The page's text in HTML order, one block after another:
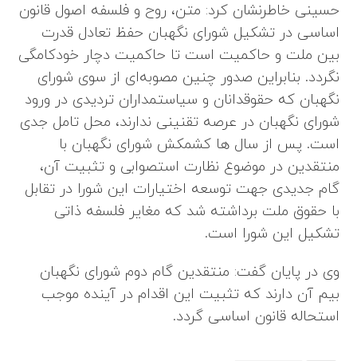
حسینی خاطرنشان کرد: متن، روح و فلسفه اصول قانون
اساسی در تشکیل شورای نگهبان حفظ تعادل قدرت
بین ملت و حاکمیت است تا حاکمیت دچار خودکامگی
نگردد. بنابراین صدور چنین مصوبه‌ای از سوی شورای
نگهبان که حقوقدانان و سیاستمداران تردیدی در ورود
شورای نگهبان در عرصه تقنینی ندارند، محل تامل جدی
است. پس از سال‌ ها کشمکش شورای نگهبان با
منتقدین در موضوع نظارت استصوابی و تثبیت آن،
گام جدیدی جهت توسعه اختیارات این شورا در تقابل
با حقوق ملت برداشته شد که مغایر فلسفه ذاتی
تشکیل این شورا است.
وی در پایان گفت: منتقدین گام دوم شورای نگهبان
بیم آن دارند که تثبیت این اقدام در آینده موجب
استحاله قانون اساسی گردد.